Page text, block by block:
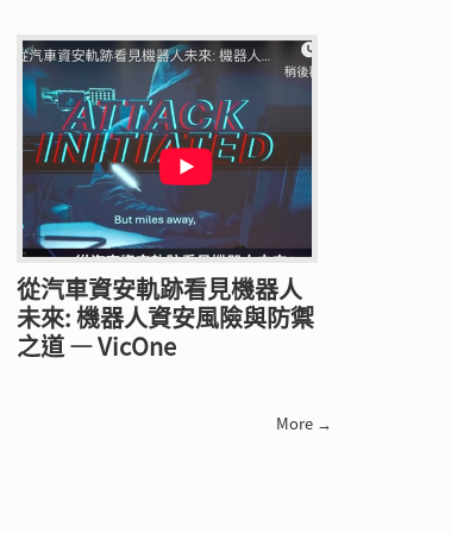
從汽車資安軌跡看見機器人
未來: 機器人資安風險與防禦
之道 — VicOne
More →